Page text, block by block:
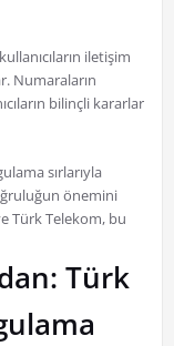
iletişim
Numaraların
bilinçli kararlar
sırlarıyla
önemini
Türk Telekom, bu
Türk